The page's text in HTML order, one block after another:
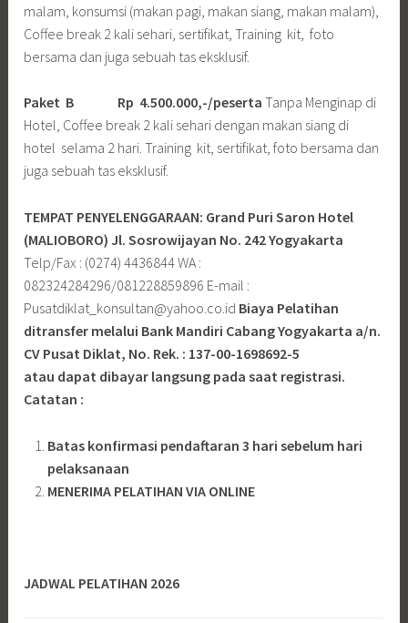
malam, konsumsi (makan pagi, makan siang, makan malam),
Coffee break 2 kali sehari, sertifikat, Training kit, foto
bersama dan juga sebuah tas eksklusif.
Paket B Rp 4.500.000,-/pesertaTanpa Menginap di
Hotel, Coffee break 2 kali sehari dengan makan siang di
hotel selama 2 hari. Training kit, sertifikat, foto bersama dan
juga sebuah tas eksklusif.
TEMPAT PENYELENGGARAAN: Grand Puri Saron Hotel
(MALIOBORO) Jl. Sosrowijayan No. 242 Yogyakarta
Telp/Fax : (0274) 4436844 WA :
082324284296/081228859896 E-mail :
Pusatdiklat_konsultan@yahoo.co.id Biaya Pelatihan
ditransfer melalui Bank Mandiri Cabang Yogyakarta a/n.
CV Pusat Diklat, No. Rek. : 137-00-1698692-5
atau dapat dibayar langsung pada saat registrasi.
Catatan :
Batas konfirmasi pendaftaran 3 hari sebelum hari
pelaksanaan
MENERIMA PELATIHAN VIA ONLINE
JADWAL PELATIHAN 2026